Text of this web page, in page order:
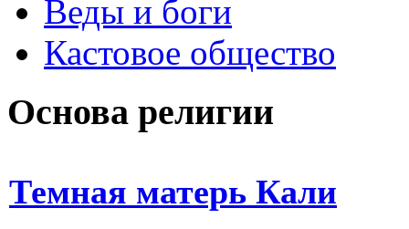
Веды и боги
Кастовое общество
Основа религии
Темная матерь Кали